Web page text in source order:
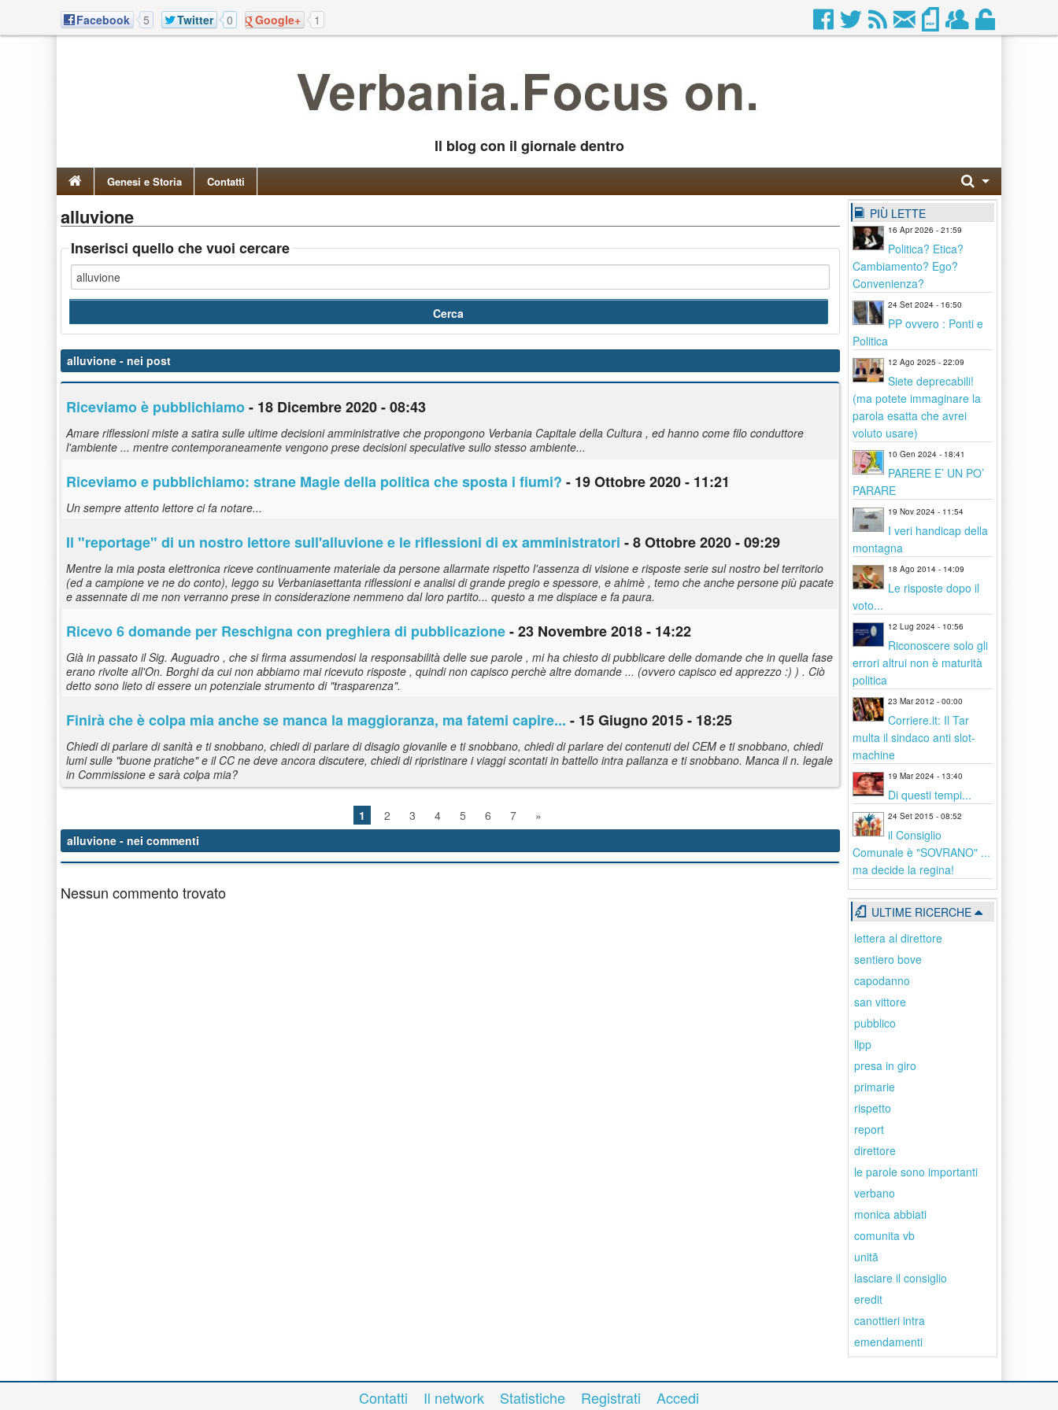
Facebook 5 Twitter 0 Google+ 1
Il blog con il giornale dentro
Genesi e Storia Contatti
alluvione
Inserisci quello che vuoi cercare
alluvione - nei post
Riceviamo è pubblichiamo- 18 Dicembre 2020 - 08:43
Amare riflessioni miste a satira sulle ultime decisioni amministrative che propongono Verbania Capitale della Cultura , ed hanno come filo conduttore
l'ambiente ... mentre contemporaneamente vengono prese decisioni speculative sullo stesso ambiente...
Riceviamo e pubblichiamo: strane Magie della politica che sposta i fiumi? - 19 Ottobre 2020 - 11:21
Un sempre attento lettore ci fa notare...
Il "reportage" di un nostro lettore sull'alluvionee le riflessioni di ex amministratori - 8 Ottobre 2020 - 09:29
Mentre la mia posta elettronica riceve continuamente materiale da persone allarmate rispetto l'assenza di visione e risposte serie sul nostro bel territorio
(ed a campione ve ne do conto), leggo su Verbaniasettanta riflessioni e analisi di grande pregio e spessore, e ahimè , temo che anche persone più pacate
e assennate di me non verranno prese in considerazione nemmeno dal loro partito... questo a me dispiace e fa paura.
Ricevo 6 domande per Reschigna con preghiera di pubblicazione- 23 Novembre 2018 - 14:22
Già in passato il Sig. Auguadro , che si firma assumendosi la responsabilità delle sue parole , mi ha chiesto di pubblicare delle domande che in quella fase
erano rivolte all'On. Borghi da cui non abbiamo mai ricevuto risposte , quindi non capisco perchè altre domande ... (ovvero capisco ed apprezzo :) ) . Ciò
detto sono lieto di essere un potenziale strumento di "trasparenza".
Finirà che è colpa mia anche se manca la maggioranza, ma fatemi capire... - 15 Giugno 2015 - 18:25
Chiedi di parlare di sanità e ti snobbano, chiedi di parlare di disagio giovanile e ti snobbano, chiedi di parlare dei contenuti del CEM e ti snobbano, chiedi
lumi sulle "buone pratiche" e il CC ne deve ancora discutere, chiedi di ripristinare i viaggi scontati in battello intra pallanza e ti snobbano. Manca il n. legale
in Commissione e sarà colpa mia?
1 2 3 4 5 6 7
»
alluvione - nei commenti
Nessun commento trovato
PIÙ LETTE
16 Apr 2026 - 21:59
Politica? Etica?
Cambiamento? Ego?
Convenienza?
24 Set 2024 - 16:50
PP ovvero : Ponti e
Politica
12 Ago 2025 - 22:09
Siete deprecabili!
(ma potete immaginare la
parola esatta che avrei
voluto usare)
10 Gen 2024 - 18:41
PARERE E’ UN PO’
PARARE
19 Nov 2024 - 11:54
I veri handicap della
montagna
18 Ago 2014 - 14:09
Le risposte dopo il
voto...
12 Lug 2024 - 10:56
Riconoscere solo gli
errori altrui non è maturità
politica
23 Mar 2012 - 00:00
Corriere.it: Il Tar
multa il sindaco anti slot-
machine
19 Mar 2024 - 13:40
Di questi tempi...
24 Set 2015 - 08:52
il Consiglio
Comunale è "SOVRANO" ...
ma decide la regina!
ULTIME RICERCHE
lettera al direttore
sentiero bove
capodanno
san vittore
pubblico
llpp
presa in giro
primarie
rispetto
report
direttore
le parole sono importanti
verbano
monica abbiati
comunita vb
unitã
lasciare il consiglio
eredit
canottieri intra
emendamenti
Contatti Il network Statistiche Registrati Accedi